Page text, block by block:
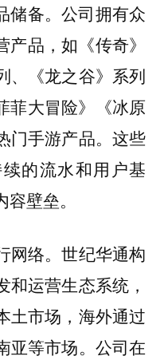
储备。公司拥有众
品，如《传奇》
、《龙之谷》系列
菲大冒险》《冰原
门手游产品。这些
的流水和用户基
壁垒。
网络。世纪华通构
运营生态系统，
土市场，海外通过
亚等市场。公司在